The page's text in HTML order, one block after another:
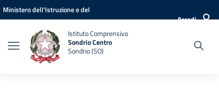
Vai ai contenuti
Vai al menu di navigazione
Vai al footer
Ministero dell'Istruzione e del
Accedi
Istituto Comprensivo
Sondrio Centro
Sondrio (SO)